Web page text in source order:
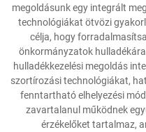
megoldásunk egy integrált
technológiákat ötvözi
célja, hogy
önkormányzatok
hulladékkezelési megoldás
szortírozási technológiákat,
fenntartható elhelyezési
zavartalanul működnek
érzékelőket tartalmaz,